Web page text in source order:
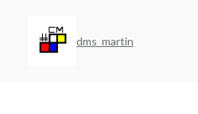
springen
dms_martin